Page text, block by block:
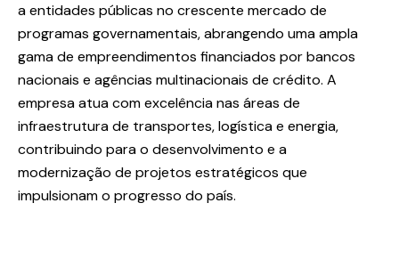
a entidades públicas no crescente mercado de
programas governamentais, abrangendo uma ampla
gama de empreendimentos financiados por bancos
nacionais e agências multinacionais de crédito. A
empresa atua com excelência nas áreas de
infraestrutura de transportes, logística e energia,
contribuindo para o desenvolvimento e a
modernização de projetos estratégicos que
impulsionam o progresso do país.